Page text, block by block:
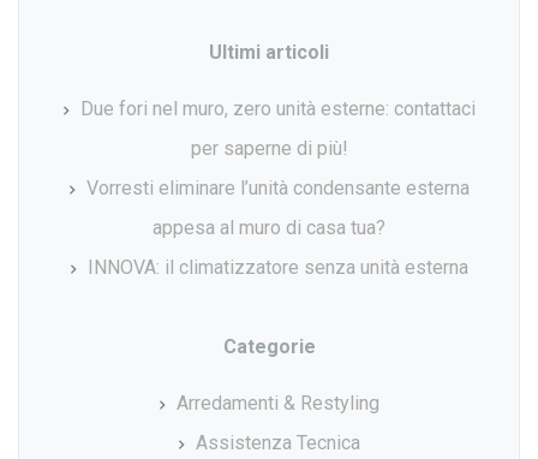
Ultimi articoli
Due fori nel muro, zero unità esterne: contattaci
per saperne di più!
Vorresti eliminare l’unità condensante esterna
appesa al muro di casa tua?
INNOVA: il climatizzatore senza unità esterna
Categorie
Arredamenti & Restyling
Assistenza Tecnica